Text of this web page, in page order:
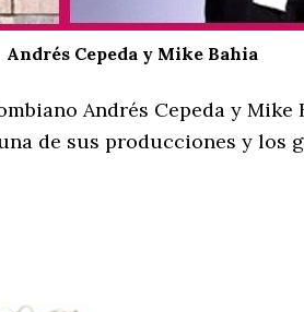
Andrés Cepeda y Mike Bahia
Andrés Cepeda y
de sus producciones y los